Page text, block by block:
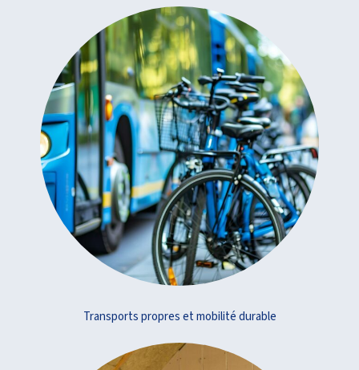
Transports propres et mobilité durable